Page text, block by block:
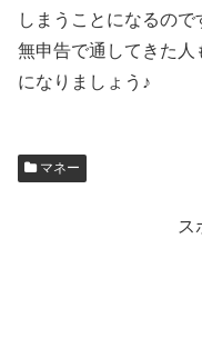
しまうことになるので
無申告で通してきた
になりましょう♪
マネー
ス